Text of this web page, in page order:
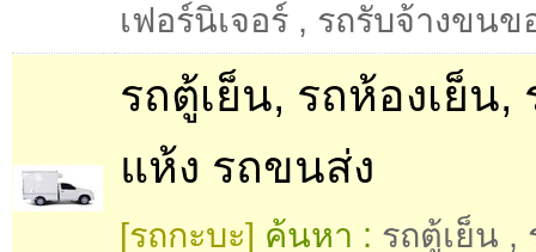
เฟอร์นิเจอร์ , รถรับจ้างขนข
รถตู้เย็น, รถห้องเย็น,
แห้ง รถขนส่ง
[รถกะบะ] ค้นหา : รถตู้เย็น ,